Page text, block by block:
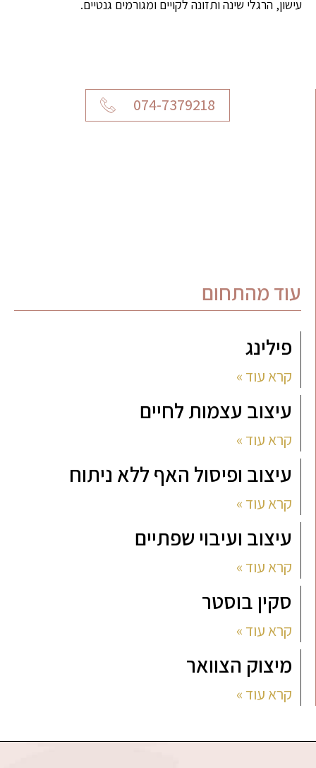
עישון, הרגלי שינה ותזונה לקויים ומגורמים גנטיים.
074-7379218
עוד מהתחום
פילינג
קרא עוד »
עיצוב עצמות לחיים
קרא עוד »
עיצוב ופיסול האף ללא ניתוח
קרא עוד »
עיצוב ועיבוי שפתיים
קרא עוד »
סקין בוסטר
קרא עוד »
מיצוק הצוואר
קרא עוד »